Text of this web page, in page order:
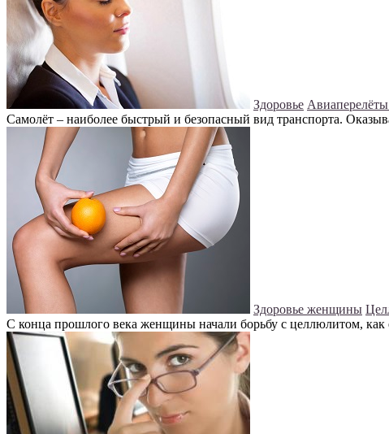
Здоровье
Самолёт – наиболее быстрый и безопасный вид транспорта.
Здоровье женщины
С конца прошлого века женщины начали борьбу с целлюлитом,